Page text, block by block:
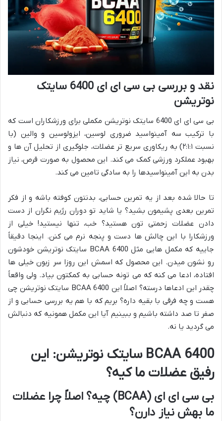
نقد و بررسی بی سی ای ای 6400 سایتک
نوتریشن
بی سی ای ای 6400 سایتک نوتریشن مکملی برای ورزشکاران است که
با ترکیب سه آمینواسید ضروری لوسین، ایزولوسین و والین (با
نسبت ۲:۱:۱) به ریکاوری سریع تر عضلات، جلوگیری از تحلیل آن ها و
بهبود عملکرد ورزشی کمک می کند. این محصول به صورت قرص، نیاز
بدن به این آمینواسیدها را به سادگی تامین می کند.
تا حالا شده بعد از یه تمرین حسابی، بدنتون کوفته باشه و از فکر
تمرین بعدی پشیمون بشید؟ یا شاید تو دوران رژیم نگران از دست
دادن عضلات زحمتی تون هستید؟ خب، تنها نیستید! خیلی از
ورزشکارا با این چالش ها دست و پنجه نرم می کنن. اینجا دقیقاً
جاییه که مکمل هایی مثل BCAA 6400 سایتک نوتریشن خودشون
رو نشون میدن. این محصول که اسمش این روزا سر زبون خیلی ها
افتاده، ادعا می کنه که می تونه حسابی به کمکتون بیاد. ولی واقعاً
چقدر این ادعاها درسته؟ اصلاً این BCAA 6400 سایتک نوتریشن چی
هست و چه فرقی با بقیه داره؟ بریم که با هم یه بررسی حسابی و از
صفر تا صد داشته باشیم و ببینیم آیا این مکمل همونیه که دنبالش
می گردید یا نه.
BCAA 6400 سایتک نوتریشن: این
رفیق عضلات ما کیه؟
بی سی ای ای (BCAA) چیه؟ اصلاً چرا عضلات
ما بهش نیاز دارن؟